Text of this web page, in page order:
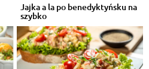
Jajka a la po benedyktyńsku na
szybko